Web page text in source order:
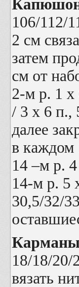
106/112/
2 см
затем
см от
2-м р. 1 х
/ 3 х 6 п.,
далее
в каждом
14 –м р.
14-м р. 5
30,5/32/
18/18/20/
вязать